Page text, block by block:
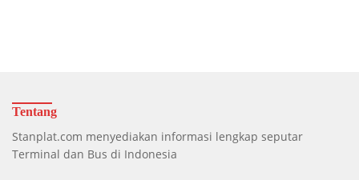
Tentang
Stanplat.com menyediakan informasi lengkap seputar
Terminal dan Bus di Indonesia